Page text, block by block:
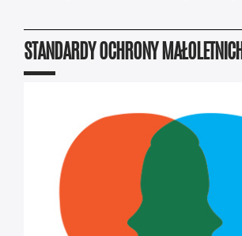
STANDARDY OCHRONY MAŁOLETNICH